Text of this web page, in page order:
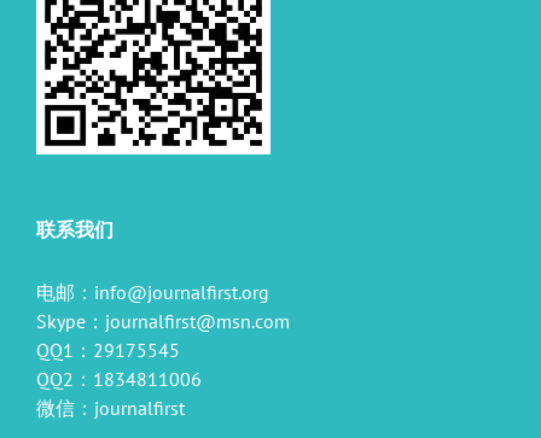
联系我们
电邮： info@journalfirst.org
Skype： journalfirst@msn.com
QQ1：29175545
QQ2：1834811006
微信：journalfirst